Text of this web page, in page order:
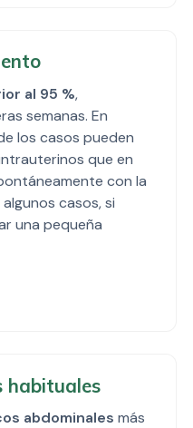
al 95 %,
semanas. En
los casos pueden
que en
con la
casos, si
una pequeña
continuar. En ese
la diferencia
habituales
abdominales más